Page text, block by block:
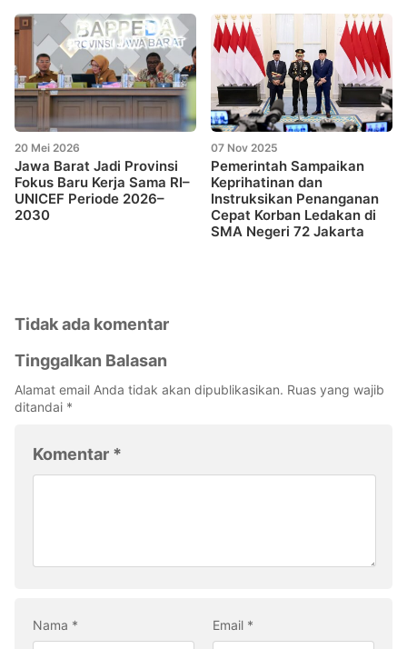
20 Mei 2026
Jawa Barat Jadi Provinsi
Fokus Baru Kerja Sama RI–
UNICEF Periode 2026–
2030
07 Nov 2025
Pemerintah Sampaikan
Keprihatinan dan
Instruksikan Penanganan
Cepat Korban Ledakan di
SMA Negeri 72 Jakarta
Tidak ada komentar
Tinggalkan Balasan
Alamat email Anda tidak akan dipublikasikan. Ruas yang wajib
ditandai *
Komentar *
Nama * Email *